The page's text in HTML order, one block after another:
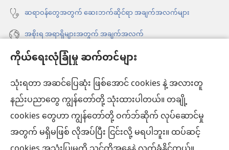
ကိုယ်ရေးလုံခြုံမှု ဆက်တင်များ
သုံးရတာ အဆင်ပြေဆုံး ဖြစ်အောင် cookies နဲ့ အလားတူ
နည်းပညာတွေ ကျွန်တော်တို့ သုံးထားပါတယ်။ တချို့
cookies တွေဟာ ကျွန်တော်တို့ ဝက်ဘ်ဆိုက် လုပ်ဆောင်မှု
အတွက် မရှိမဖြစ် လိုအပ်ပြီး ငြင်းလို့ မရပါဘူး။ ထပ်ဆင့်
ဆရာဝန်တွေအတွက် ဆေးဘက်ဆိုင်ရာ အချက်အလက်များ
အစိုးရ အရာရှိများအတွက် အချက်အလက်
အကူအညီ
အလှူငွေ
(window
အသစ်
ဖွ
င့်
နေ
ကင်းမျှော်စင် အွန်လိုင်းစာကြည့်တိုက်™
(window
အသစ် JW Hub®
(window